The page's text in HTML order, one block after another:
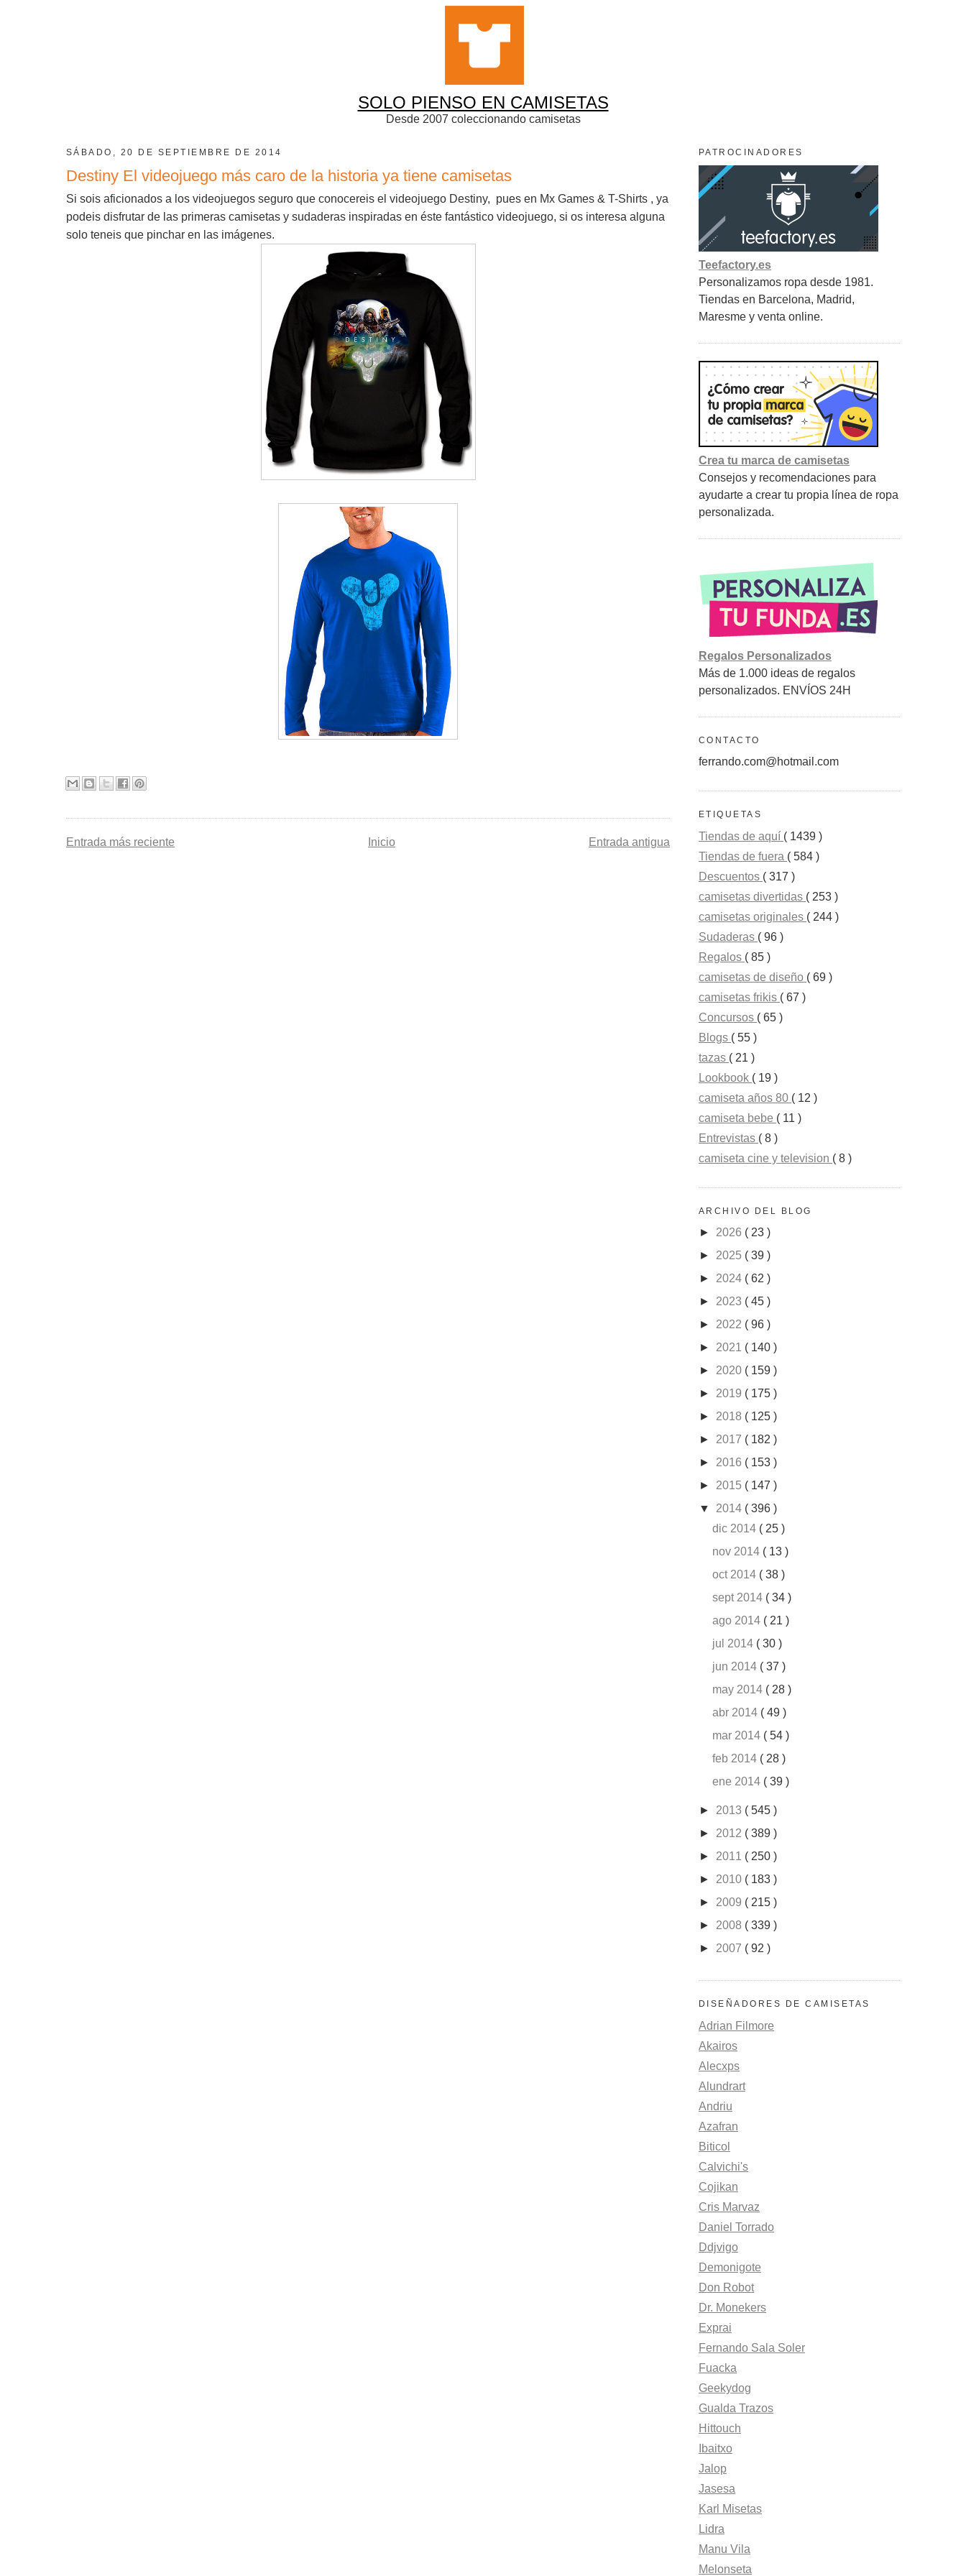
SOLO PIENSO EN CAMISETAS
Desde 2007 coleccionando camisetas
SÁBADO, 20 DE SEPTIEMBRE DE 2014
Destiny El videojuego más caro de la historia ya tiene camisetas
Si sois aficionados a los videojuegos seguro que conocereis el videojuego Destiny, pues en Mx Games & T-Shirts , ya
podeis disfrutar de las primeras camisetas y sudaderas inspiradas en éste fantástico videojuego, si os interesa alguna
solo teneis que pinchar en las imágenes.
Entrada más reciente Entrada antigua
Inicio
PATROCINADORES
Teefactory.es
Personalizamos ropa desde 1981.
Tiendas en Barcelona, Madrid,
Maresme y venta online.
Crea tu marca de camisetas
Consejos y recomendaciones para
ayudarte a crear tu propia línea de ropa
personalizada.
Regalos Personalizados
Más de 1.000 ideas de regalos
personalizados. ENVÍOS 24H
CONTACTO
ferrando.com@hotmail.com
ETIQUETAS
Tiendas de aquí ( 1439 )
Tiendas de fuera ( 584 )
Descuentos ( 317 )
camisetas divertidas ( 253 )
camisetas originales ( 244 )
Sudaderas ( 96 )
Regalos ( 85 )
camisetas de diseño ( 69 )
camisetas frikis ( 67 )
Concursos ( 65 )
Blogs ( 55 )
tazas ( 21 )
Lookbook ( 19 )
camiseta años 80 ( 12 )
camiseta bebe ( 11 )
Entrevistas ( 8 )
camiseta cine y television ( 8 )
ARCHIVO DEL BLOG
► 2026 ( 23 )
► 2025 ( 39 )
► 2024 ( 62 )
► 2023 ( 45 )
► 2022 ( 96 )
► 2021 ( 140 )
► 2020 ( 159 )
► 2019 ( 175 )
► 2018 ( 125 )
► 2017 ( 182 )
► 2016 ( 153 )
► 2015 ( 147 )
▼ 2014 ( 396 )
dic 2014 ( 25 )
nov 2014 ( 13 )
oct 2014 ( 38 )
sept 2014 ( 34 )
ago 2014 ( 21 )
jul 2014 ( 30 )
jun 2014 ( 37 )
may 2014 ( 28 )
abr 2014 ( 49 )
mar 2014 ( 54 )
feb 2014 ( 28 )
ene 2014 ( 39 )
► 2013 ( 545 )
► 2012 ( 389 )
► 2011 ( 250 )
► 2010 ( 183 )
► 2009 ( 215 )
► 2008 ( 339 )
► 2007 ( 92 )
DISEÑADORES DE CAMISETAS
Adrian Filmore
Akairos
Alecxps
Alundrart
Andriu
Azafran
Biticol
Calvichi's
Cojikan
Cris Marvaz
Daniel Torrado
Ddjvigo
Demonigote
Don Robot
Dr. Monekers
Exprai
Fernando Sala Soler
Fuacka
Geekydog
Gualda Trazos
Hittouch
Ibaitxo
Jalop
Jasesa
Karl Misetas
Lidra
Manu Vila
Melonseta